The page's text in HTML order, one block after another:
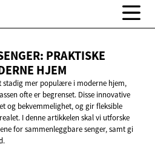
PRAKTISKE
HJEM
mer populære i moderne hjem,
ofte er begrenset. Disse innovative
og bekvemmelighet, og gir fleksible
I denne artikkelen skal vi utforske
for sammenleggbare senger, samt gi